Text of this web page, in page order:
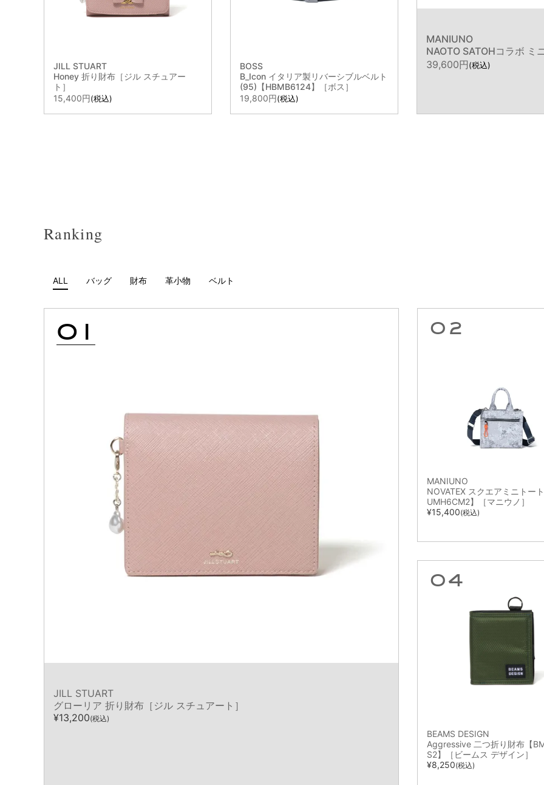
レッド系
MANIUNO
NAOTO SATOHコラボ ミ
39,600
税込
JILL STUART
Honey 折り財布［ジル スチュアー
ト］
15,400
税込
BOSS
B_Icon イタリア製リバーシブルベルト
(95)【HBMB6124】［ボス］
19,800
税込
Ranking
ALL バッグ 財布 革小物 ベルト
JILL STUART
グローリア 折り財布［ジル スチュアート］
¥13,200(税込)
MANIUNO
NOVATEX スクエアミニトー
UMH6CM2】［マニウノ］
¥15,400(税込)
BEAMS DESIGN
Aggressive 二つ折り財布【
S2】［ビームス デザイン］
¥8,250(税込)